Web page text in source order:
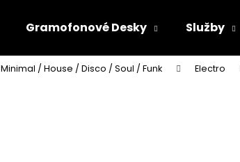
Gramofonové Desky Služby
Minimal / House / Disco / Soul / Funk Electro
Co